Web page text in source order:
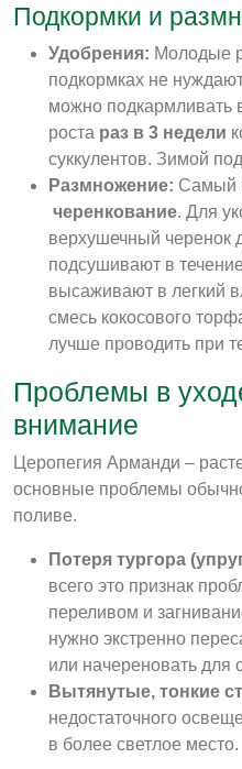
Подкормки и
Удобрения: Молодые
подкормках не
можно подкармливать
роста раз в 3 недели
суккулентов. Зимой
Размножение: Самый
черенкование. Для
верхушечный черенок
подсушивают в
высаживают в легкий
смесь кокосового
лучше проводить при
Проблемы в
внимание
Церопегия Арманди –
основные проблемы
поливе.
Потеря тургора
всего это признак
переливом и
нужно экстренно
или начереновать для
Вытянутые, тонкие
недостаточного
в более светлое место.